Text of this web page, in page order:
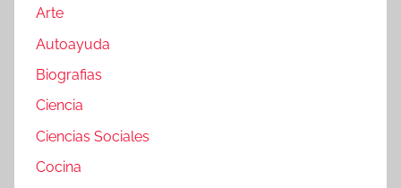
Arte
Autoayuda
Biografias
Ciencia
Ciencias Sociales
Cocina